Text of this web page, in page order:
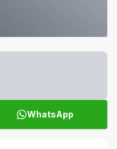
WhatsApp